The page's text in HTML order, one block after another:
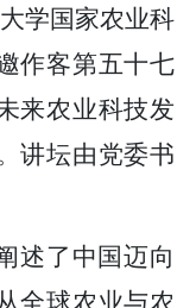
学国家农业科
作客第五十七
来农业科技发
讲坛由党委书
述了中国迈向
全球农业与农